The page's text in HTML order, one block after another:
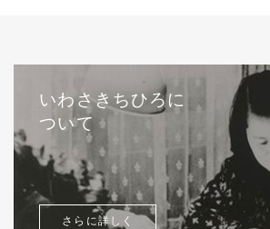
いわさきちひろに
ついて
さらに詳しく